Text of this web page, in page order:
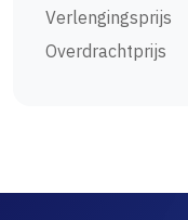
Verlengingsprijs
Overdrachtprijs